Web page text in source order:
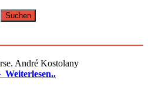
André Kostolany
Weiterlesen..